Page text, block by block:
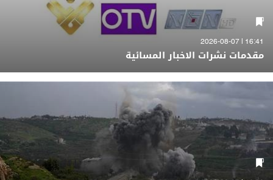
16:41 | 2026-08-07
مقدمات نشرات الاخبار المسائية